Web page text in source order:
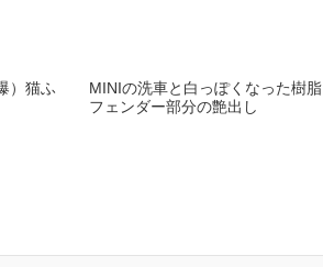
）猫ふ
MINIの洗車と白っぽくなった樹脂
フェンダー部分の艶出し